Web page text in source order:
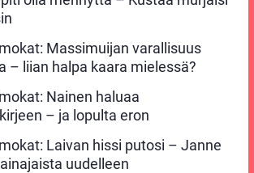
Massimuijan varallisuus
– liian halpa kaara mielessä?
Nainen haluaa
– ja lopulta eron
Laivan hissi putosi – Janne
uudelleen